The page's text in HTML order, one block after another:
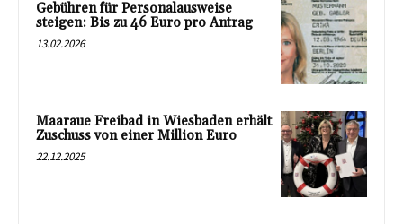
Gebühren für Personalausweise
steigen: Bis zu 46 Euro pro Antrag
13.02.2026
Maaraue Freibad in Wiesbaden erhält
Zuschuss von einer Million Euro
22.12.2025